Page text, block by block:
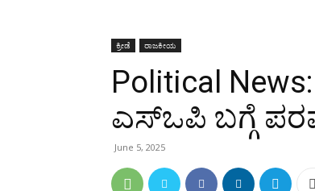
ಕ್ರೀಡೆ ರಾಜಕೀಯ
Political
ಎಸ್ಒಪಿ ಬಗ್ಗೆ
June 5, 2025